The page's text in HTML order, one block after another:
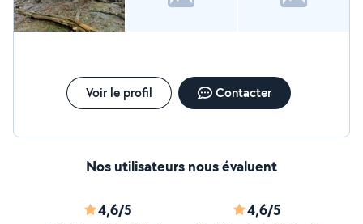
Voir le profil Contacter
Nos utilisateurs nous évaluent
4,6/5 4,6/5